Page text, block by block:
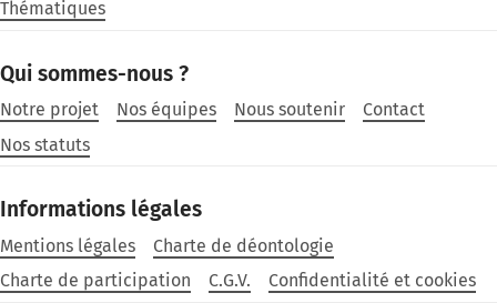
Thématiques
Qui sommes-nous ?
Notre projet Nos équipes Nous soutenir
Contact
Nos statuts
Informations légales
Mentions légales
Charte de déontologie
Charte de participation
C.G.V. Confidentialité et cookies